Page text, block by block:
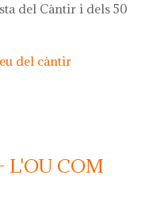
del Càntir i dels 50
del càntir
del càntir
L'OU COM